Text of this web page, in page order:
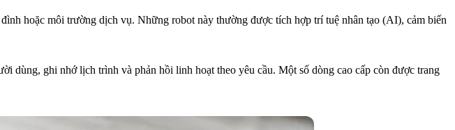
hoặc môi trường dịch vụ. Những robot này thường được tích hợp trí tuệ nhân tạo (AI), cảm biến
dùng, ghi nhớ lịch trình và phản hồi linh hoạt theo yêu cầu. Một số dòng cao cấp còn được trang